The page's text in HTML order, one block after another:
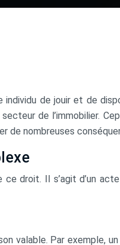
de jouir et de
de l’immobilier.
nombreuses
droit. Il s’agit d’un
valable. Par exemple,